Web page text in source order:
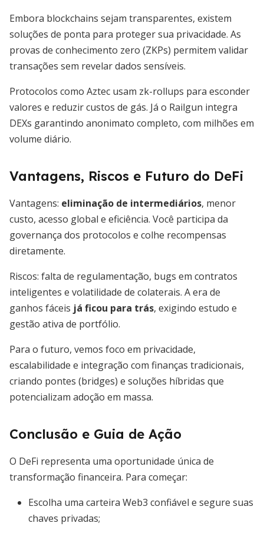
Embora blockchains sejam transparentes, existem
soluções de ponta para proteger sua privacidade. As
provas de conhecimento zero (ZKPs) permitem validar
transações sem revelar dados sensíveis.
Protocolos como Aztec usam zk-rollups para esconder
valores e reduzir custos de gás. Já o Railgun integra
DEXs garantindo anonimato completo, com milhões em
volume diário.
Vantagens, Riscos e Futuro do DeFi
Vantagens: eliminação de intermediários, menor
custo, acesso global e eficiência. Você participa da
governança dos protocolos e colhe recompensas
diretamente.
Riscos: falta de regulamentação, bugs em contratos
inteligentes e volatilidade de colaterais. A era de
ganhos fáceis já ficou para trás, exigindo estudo e
gestão ativa de portfólio.
Para o futuro, vemos foco em privacidade,
escalabilidade e integração com finanças tradicionais,
criando pontes (bridges) e soluções híbridas que
potencializam adoção em massa.
Conclusão e Guia de Ação
O DeFi representa uma oportunidade única de
transformação financeira. Para começar:
Escolha uma carteira Web3 confiável e segure suas
chaves privadas;